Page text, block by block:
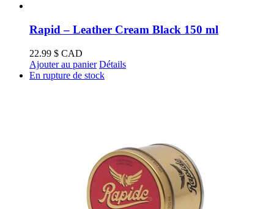
Rapid – Leather Cream Black 150 ml
22.99 $ CAD
Ajouter au panier Détails
En rupture de stock